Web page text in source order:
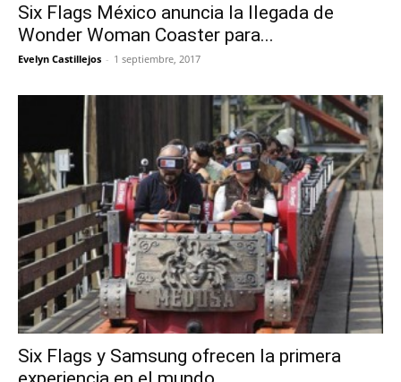
Six Flags México anuncia la llegada de
Wonder Woman Coaster para...
Evelyn Castillejos - 1 septiembre, 2017
Six Flags y Samsung ofrecen la primera